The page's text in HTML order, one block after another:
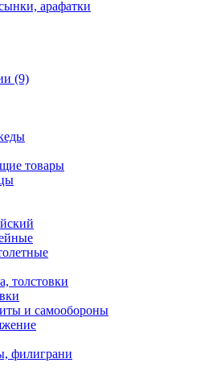
арафатки
(9)
товары
толстовки
и самообороны
филиграни